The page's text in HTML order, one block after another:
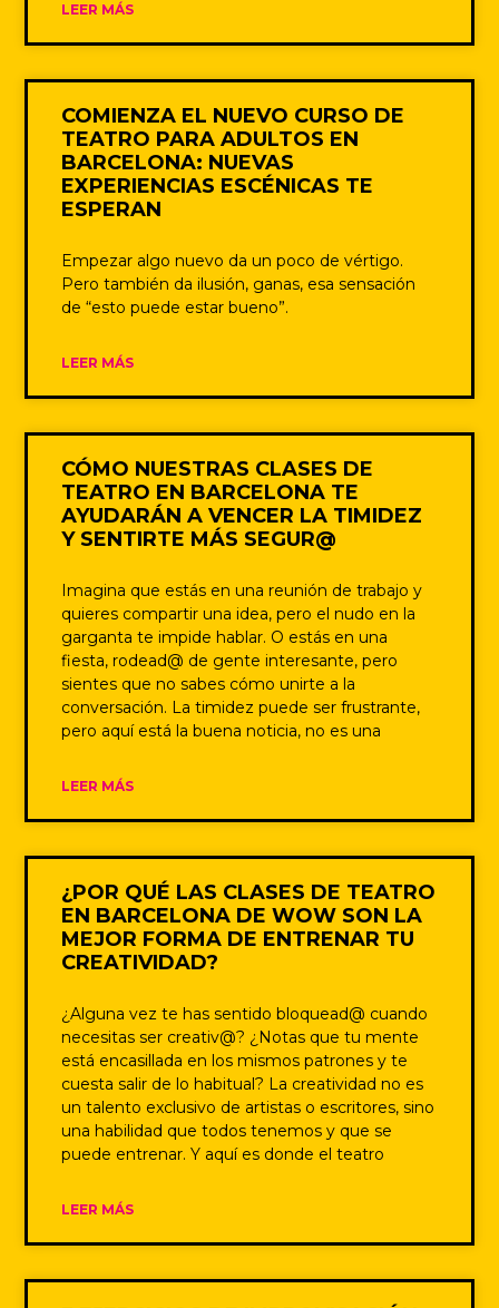
LEER MÁS
COMIENZA EL NUEVO CURSO DE
TEATRO PARA ADULTOS EN
BARCELONA: NUEVAS
EXPERIENCIAS ESCÉNICAS TE
ESPERAN
Empezar algo nuevo da un poco de vértigo.
Pero también da ilusión, ganas, esa sensación
de “esto puede estar bueno”.
LEER MÁS
CÓMO NUESTRAS CLASES DE
TEATRO EN BARCELONA TE
AYUDARÁN A VENCER LA TIMIDEZ
Y SENTIRTE MÁS SEGUR@
Imagina que estás en una reunión de trabajo y
quieres compartir una idea, pero el nudo en la
garganta te impide hablar. O estás en una
fiesta, rodead@ de gente interesante, pero
sientes que no sabes cómo unirte a la
conversación. La timidez puede ser frustrante,
pero aquí está la buena noticia, no es una
LEER MÁS
¿POR QUÉ LAS CLASES DE TEATRO
EN BARCELONA DE WOW SON LA
MEJOR FORMA DE ENTRENAR TU
CREATIVIDAD?
¿Alguna vez te has sentido bloquead@ cuando
necesitas ser creativ@? ¿Notas que tu mente
está encasillada en los mismos patrones y te
cuesta salir de lo habitual? La creatividad no es
un talento exclusivo de artistas o escritores, sino
una habilidad que todos tenemos y que se
puede entrenar. Y aquí es donde el teatro
LEER MÁS